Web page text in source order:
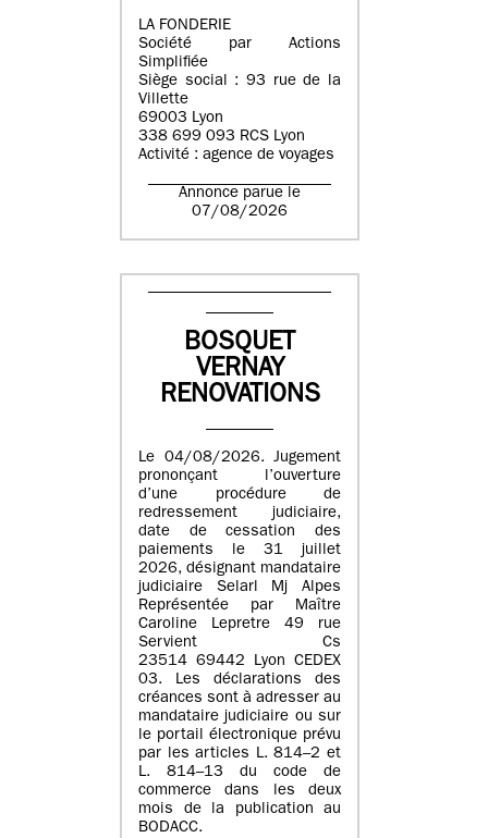
LA FONDERIE
Société par Actions
Simplifiée
Siège social : 93 rue de la
Villette
69003 Lyon
338 699 093 RCS Lyon
Activité : agence de voyages
Annonce parue le
07/08/2026
BOSQUET
VERNAY
RENOVATIONS
Le 04/08/2026. Jugement
prononçant l’ouverture
d’une procédure de
redressement judiciaire,
date de cessation des
paiements le 31 juillet
2026, désignant mandataire
judiciaire Selarl Mj Alpes
Représentée par Maître
Caroline Lepretre 49 rue
Servient Cs
23514 69442 Lyon CEDEX
03. Les déclarations des
créances sont à adresser au
mandataire judiciaire ou sur
le portail électronique prévu
par les articles L. 814–2 et
L. 814–13 du code de
commerce dans les deux
mois de la publication au
BODACC.